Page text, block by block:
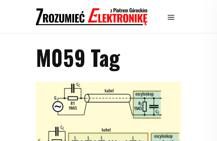
M059 Tag